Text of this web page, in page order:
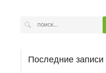
Последние записи